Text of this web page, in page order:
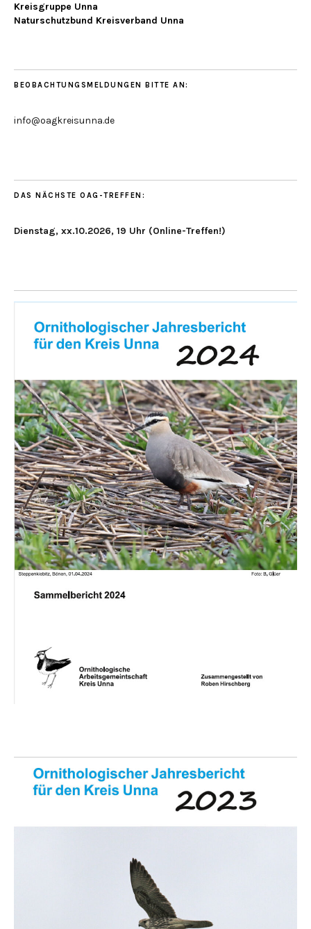
Kreisgruppe Unna
Naturschutzbund Kreisverband Unna
BEOBACHTUNGSMELDUNGEN BITTE AN:
info@oagkreisunna.de
DAS NÄCHSTE OAG-TREFFEN:
Dienstag, xx.10.2026, 19 Uhr (Online-Treffen!)